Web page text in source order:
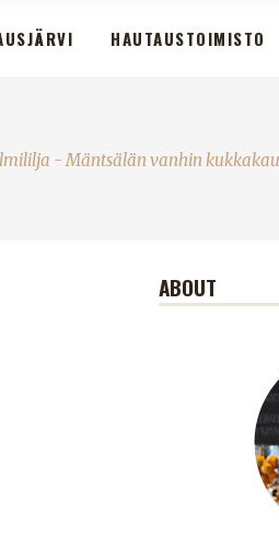
HAUTAUSTOIMISTO
- Mäntsälän vanhin
ABOUT